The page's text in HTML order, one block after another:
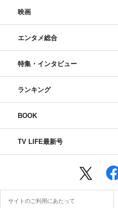
山下すばる（『私の家政夫ナ
You』）
主題歌：BUMP OF CHICKEN
FACTORY）
プロデューサー：岩崎愛奈、
編成：吉藤芽衣、平岡紗哉
公式サイト：
公式X＆Instagram＆TikTok：
©TBS
映画
エンタメ総合
特集・インタビュー
ランキング
BOOK
TV LIFE最新号
サイトのご利用にあたって